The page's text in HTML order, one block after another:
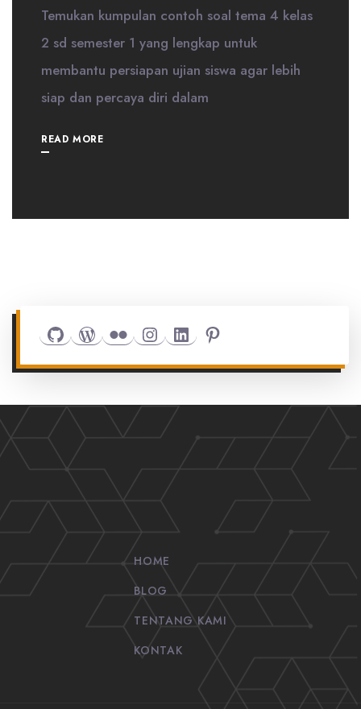
Temukan kumpulan contoh soal tema 4 kelas
2 sd semester 1 yang lengkap untuk
membantu persiapan ujian siswa agar lebih
siap dan percaya diri dalam
READ MORE
GithubWordPress
FlickrInstagram
LinkedInPinterest
HOME
BLOG
TENTANG KAMI
KONTAK